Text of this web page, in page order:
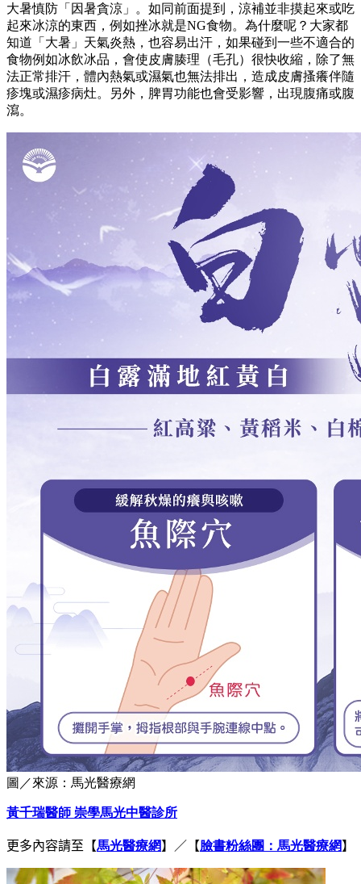
大暑慎防「因暑貪涼」。如同前面提到，涼補並非摸起來或吃
起來冰涼的東西，例如挫冰就是NG食物。為什麼呢？大家都
知道「大暑」天氣炎熱，也容易出汗，如果碰到一些不適合的
食物例如冰飲冰品，會使皮膚腠理（毛孔）很快收縮，除了無
法正常排汗，體內熱氣或濕氣也無法排出，造成皮膚搔癢伴隨
疹塊或濕疹病灶。另外，脾胃功能也會受影響，出現腹痛或腹
瀉。
圖／來源：馬光醫療網
黃千瑞醫師 崇學馬光中醫診所
更多內容請至 【馬光醫療網】／【臉書粉絲團：馬光醫療網】